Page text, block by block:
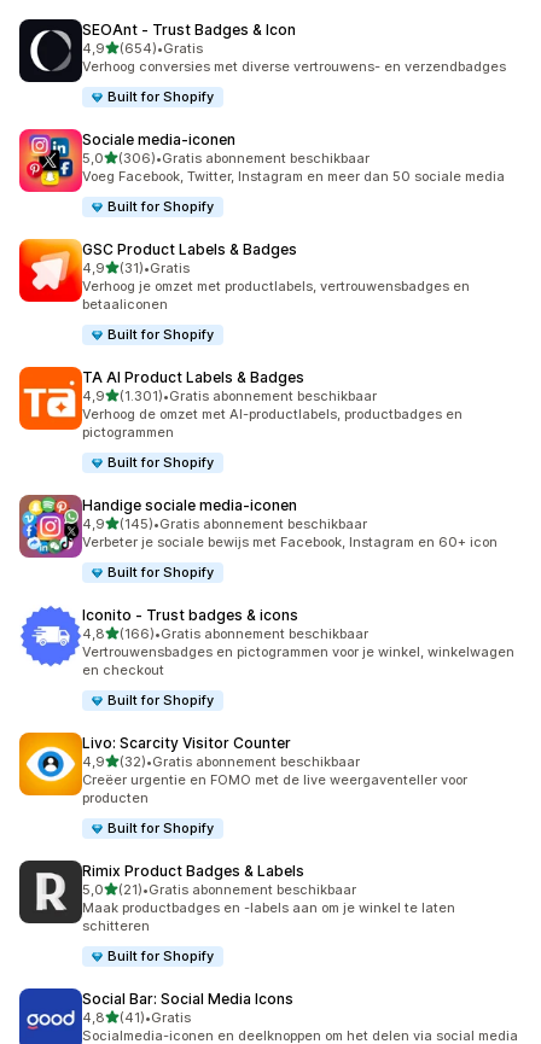
SEOAnt ‑ Trust Badges & Icon
4,9van 5 sterren
(654)
654 recensies in totaal
•Gratis
Verhoog conversies met diverse vertrouwens- en verzendbadges
Built for Shopify
Sociale media‑iconen
5,0van 5 sterren
(306)
306 recensies in totaal
•Gratis abonnement beschikbaar
Voeg Facebook, Twitter, Instagram en meer dan 50 sociale media
Built for Shopify
GSC Product Labels & Badges
4,9van 5 sterren
(31)
31 recensies in totaal
•Gratis
Verhoog je omzet met productlabels, vertrouwensbadges en
betaaliconen
Built for Shopify
TA AI Product Labels & Badges
4,9van 5 sterren
(1.301)
1301 recensies in totaal
•Gratis abonnement beschikbaar
Verhoog de omzet met AI-productlabels, productbadges en
pictogrammen
Built for Shopify
Handige sociale media‑iconen
4,9van 5 sterren
(145)
145 recensies in totaal
•Gratis abonnement beschikbaar
Verbeter je sociale bewijs met Facebook, Instagram en 60+ icon
Built for Shopify
Iconito ‑ Trust badges & icons
4,8van 5 sterren
(166)
166 recensies in totaal
•Gratis abonnement beschikbaar
Vertrouwensbadges en pictogrammen voor je winkel, winkelwagen
en checkout
Built for Shopify
Livo: Scarcity Visitor Counter
4,9van 5 sterren
(32)
32 recensies in totaal
•Gratis abonnement beschikbaar
Creëer urgentie en FOMO met de live weergaventeller voor
producten
Built for Shopify
Rimix Product Badges & Labels
5,0van 5 sterren
(21)
21 recensies in totaal
•Gratis abonnement beschikbaar
Maak productbadges en -labels aan om je winkel te laten
schitteren
Built for Shopify
Social Bar: Social Media Icons
4,8van 5 sterren
(41)
41 recensies in totaal
•Gratis
Socialmedia-iconen en deelknoppen om het delen via social media